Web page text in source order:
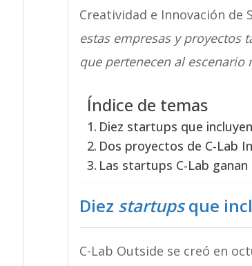
Creatividad e Innovación de
estas empresas y proyectos
que pertenecen al escenario
Índice de temas
Diez startups que
Dos proyectos de C-Lab
Las startups C-Lab ganan
Diez startupsque
C-Lab Outside se creó en